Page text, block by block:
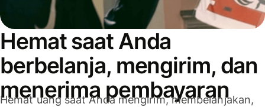
Hemat saat Anda
berbelanja, mengirim, dan
menerima pembayaran
Hemat uang saat Anda mengirim, membelanjakan,